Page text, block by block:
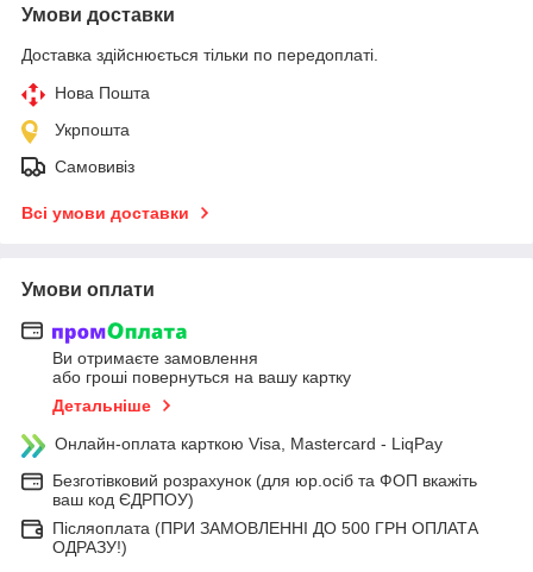
Умови доставки
Доставка здійснюється тільки по передоплаті.
Нова Пошта
Укрпошта
Самовивіз
Всі умови доставки
Умови оплати
Ви отримаєте замовлення
або гроші повернуться на вашу картку
Детальніше
Онлайн-оплата карткою Visa, Mastercard - LiqPay
Безготівковий розрахунок (для юр.осіб та ФОП вкажіть
ваш код ЄДРПОУ)
Післяоплата (ПРИ ЗАМОВЛЕННІ ДО 500 ГРН ОПЛАТА
ОДРАЗУ!)